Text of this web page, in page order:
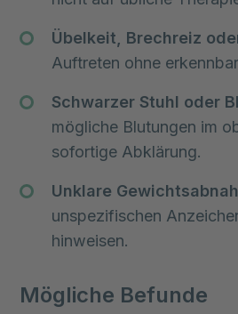
Übelkeit, Brechreiz
Auftreten ohne
Schwarzer Stuhl oder
mögliche Blutungen im
sofortige Abklärung.
Unklare
unspezifischen
hinweisen.
Mögliche Befunde